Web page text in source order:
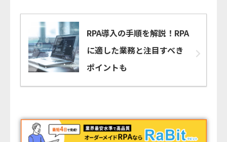
RPA導入の手順を解説！RPA
に適した業務と注目すべき
ポイントも